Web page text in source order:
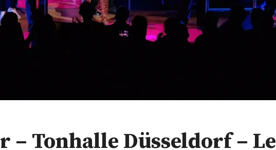
– Tonhalle Düsseldorf –